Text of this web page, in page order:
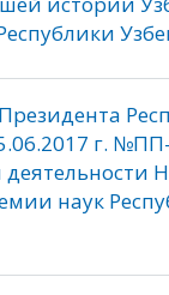
г.
наук